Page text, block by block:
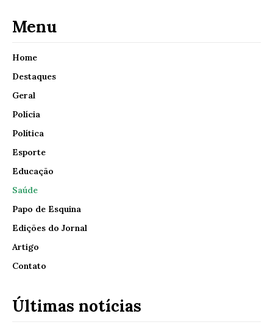
Menu
Home
Destaques
Geral
Polícia
Política
Esporte
Educação
Saúde
Papo de Esquina
Edições do Jornal
Artigo
Contato
Últimas notícias